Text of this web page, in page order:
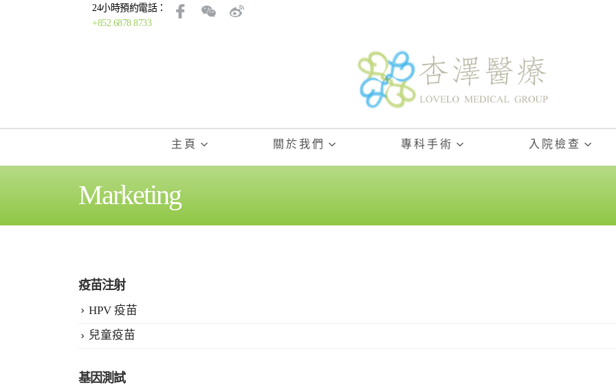
24小時預約電話：
+852 6878 8733
主頁 關於我們 專科手術 入院檢查
Marketing
疫苗注射
HPV 疫苗
兒童疫苗
基因測試